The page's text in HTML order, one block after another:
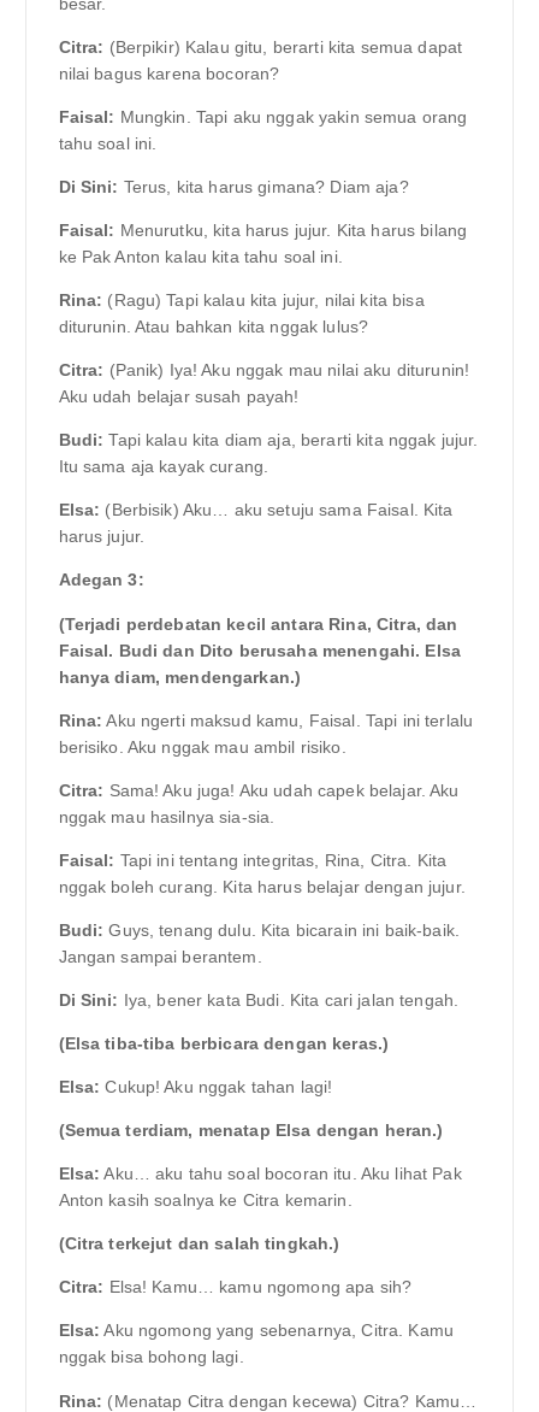
Citra: (Berpikir) Kalau gitu, berarti kita semua dapat
nilai bagus karena bocoran?
Faisal: Mungkin. Tapi aku nggak yakin semua orang
tahu soal ini.
Di Sini: Terus, kita harus gimana? Diam aja?
Faisal: Menurutku, kita harus jujur. Kita harus bilang
ke Pak Anton kalau kita tahu soal ini.
Rina: (Ragu) Tapi kalau kita jujur, nilai kita bisa
diturunin. Atau bahkan kita nggak lulus?
Citra: (Panik) Iya! Aku nggak mau nilai aku diturunin!
Aku udah belajar susah payah!
Budi: Tapi kalau kita diam aja, berarti kita nggak jujur.
Itu sama aja kayak curang.
Elsa: (Berbisik) Aku… aku setuju sama Faisal. Kita
harus jujur.
Adegan 3:
(Terjadi perdebatan kecil antara Rina, Citra, dan
Faisal. Budi dan Dito berusaha menengahi. Elsa
hanya diam, mendengarkan.)
Rina: Aku ngerti maksud kamu, Faisal. Tapi ini terlalu
berisiko. Aku nggak mau ambil risiko.
Citra: Sama! Aku juga! Aku udah capek belajar. Aku
nggak mau hasilnya sia-sia.
Faisal: Tapi ini tentang integritas, Rina, Citra. Kita
nggak boleh curang. Kita harus belajar dengan jujur.
Budi: Guys, tenang dulu. Kita bicarain ini baik-baik.
Jangan sampai berantem.
Di Sini: Iya, bener kata Budi. Kita cari jalan tengah.
(Elsa tiba-tiba berbicara dengan keras.)
Elsa: Cukup! Aku nggak tahan lagi!
(Semua terdiam, menatap Elsa dengan heran.)
Elsa: Aku… aku tahu soal bocoran itu. Aku lihat Pak
Anton kasih soalnya ke Citra kemarin.
(Citra terkejut dan salah tingkah.)
Citra: Elsa! Kamu… kamu ngomong apa sih?
Elsa: Aku ngomong yang sebenarnya, Citra. Kamu
nggak bisa bohong lagi.
Rina: (Menatap Citra dengan kecewa) Citra? Kamu…